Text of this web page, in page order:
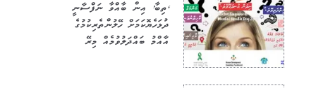
‘ތިބާ’ އިން ބާއްވާ ނަފްސާނީ
ދުޅަހެޔޮކަމަށް ހޭލުންތެރިކުމުގެ
އާއްމު ބައްދަލުވުމެއް މިރޭ